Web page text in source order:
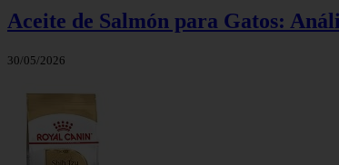
Aceite de Salmón para Gatos:
30/05/2026